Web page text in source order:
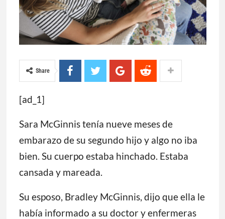
Share
[ad_1]
Sara McGinnis tenía nueve meses de
embarazo de su segundo hijo y algo no iba
bien. Su cuerpo estaba hinchado. Estaba
cansada y mareada.
Su esposo, Bradley McGinnis, dijo que ella le
había informado a su doctor y enfermeras